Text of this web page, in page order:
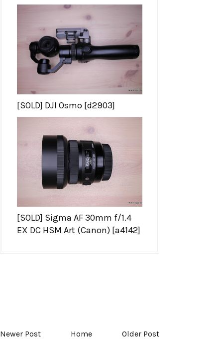
[SOLD] DJI Osmo [d2903]
[SOLD] Sigma AF 30mm f/1.4
EX DC HSM Art (Canon) [a4142]
Newer Post Home Older Post